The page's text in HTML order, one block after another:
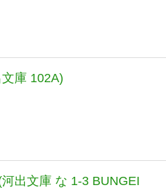
庫 102A)
出文庫 な 1-3 BUNGEI